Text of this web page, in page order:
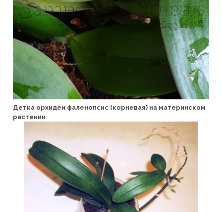
Детка орхидеи фаленопсис (корневая) на материнском
растении